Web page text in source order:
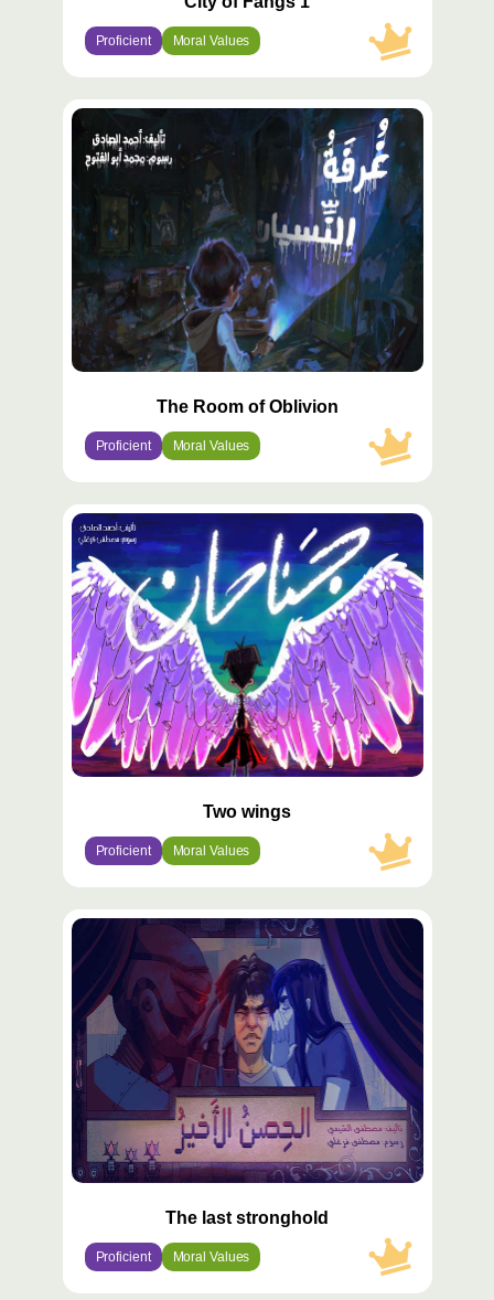
Proficient Moral Values
محتوى
مميّز
The Room of Oblivion
Proficient Moral Values
محتوى
مميّز
Two wings
Proficient Moral Values
محتوى
مميّز
The last stronghold
Proficient Moral Values